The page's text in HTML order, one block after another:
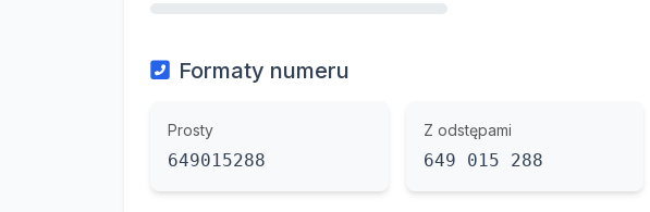
Formaty numeru
Prosty
649015288
Z odstępami
649 015 288